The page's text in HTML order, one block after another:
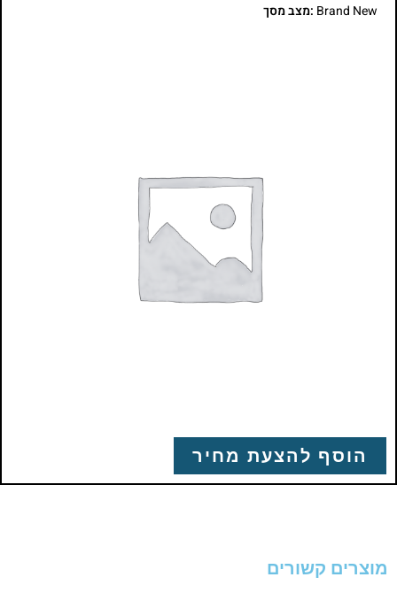
Brand New :מצב מסך
הוסף להצעת מחיר
מוצרים קשורים